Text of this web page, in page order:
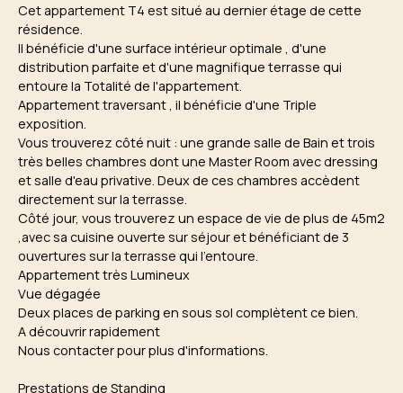
Cet appartement T4 est situé au dernier étage de cette
résidence.
Il bénéficie d'une surface intérieur optimale , d'une
distribution parfaite et d'une magnifique terrasse qui
entoure la Totalité de l'appartement.
Appartement traversant , il bénéficie d'une Triple
exposition.
Vous trouverez côté nuit : une grande salle de Bain et trois
très belles chambres dont une Master Room avec dressing
et salle d'eau privative. Deux de ces chambres accèdent
directement sur la terrasse.
Côté jour, vous trouverez un espace de vie de plus de 45m2
,avec sa cuisine ouverte sur séjour et bénéficiant de 3
ouvertures sur la terrasse qui l'entoure.
Appartement très Lumineux
Vue dégagée
Deux places de parking en sous sol complètent ce bien.
A découvrir rapidement
Nous contacter pour plus d'informations.
Prestations de Standing